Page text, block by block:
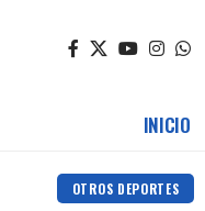
INICIO
OTROS DEPORTES